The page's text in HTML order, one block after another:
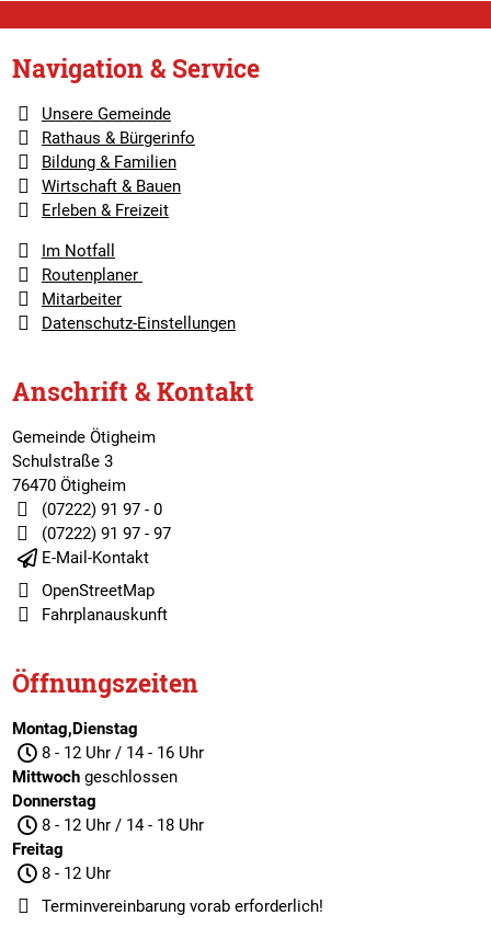
Navigation & Service
Unsere Gemeinde
Rathaus & Bürgerinfo
Bildung & Familien
Wirtschaft & Bauen
Erleben & Freizeit
Im Notfall
Routenplaner
Mitarbeiter
Datenschutz-Einstellungen
Anschrift & Kontakt
Gemeinde Ötigheim
Schulstraße 3
76470 Ötigheim
(07222) 91 97 - 0
(07222) 91 97 - 97
E-Mail-Kontakt
OpenStreetMap
Fahrplanauskunft
Öffnungszeiten
Montag,Dienstag
8 - 12 Uhr / 14 - 16 Uhr
Mittwochgeschlossen
Donnerstag
8 - 12 Uhr / 14 - 18 Uhr
Freitag
8 - 12 Uhr
Terminvereinbarungvorab erforderlich!